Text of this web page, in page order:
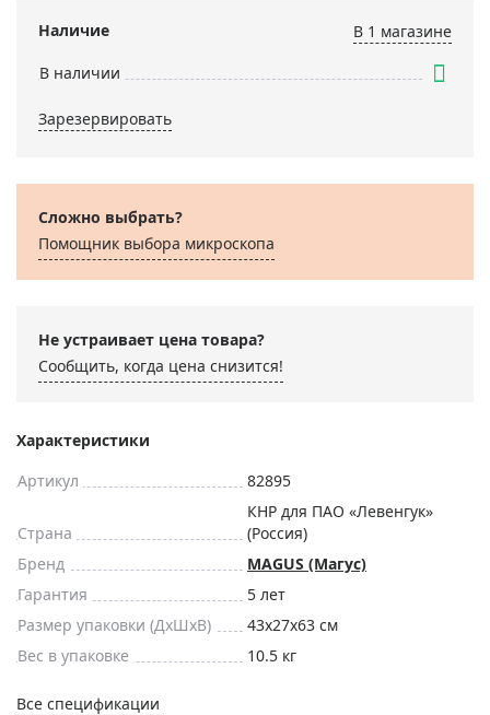
Наличие
В 1 магазинe
В наличии
Зарезервировать
Сложно выбрать?
Помощник выбора микроскoпа
Не устраивает цена товара?
Сообщить, когда цена снизится!
Характеристики
Артикул
82895
Страна
КНР для ПАО «Левенгук»
(Россия)
Бренд
MAGUS (Магус)
Гарантия
5 лет
Размер упаковки (ДxШxВ)
43x27x63 см
Вес в упаковке
10.5 кг
Все спецификации